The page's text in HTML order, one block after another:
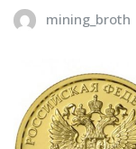
mining_broth